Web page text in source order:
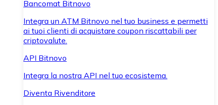
Bancomat Bitnovo
Integra un ATM Bitnovo nel tuo business e permetti
ai tuoi clienti di acquistare coupon riscattabili per
criptovalute.
API Bitnovo
Integra la nostra API nel tuo ecosistema.
Diventa Rivenditore